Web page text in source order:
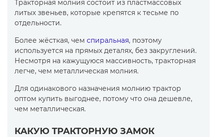
Тракторная молния состоит из пластмассовых
литых звеньев, которые крепятся к тесьме по
отдельности.
Более жёсткая, чем спиральная, поэтому
используется на прямых деталях, без закруглений.
Несмотря на кажущуюся массивность, тракторная
легче, чем металлическая молния.
Для одинакового назначения молнию трактор
оптом купить выгоднее, потому что она дешевле,
чем металлическая.
КАКУЮ ТРАКТОРНУЮ ЗАМОК